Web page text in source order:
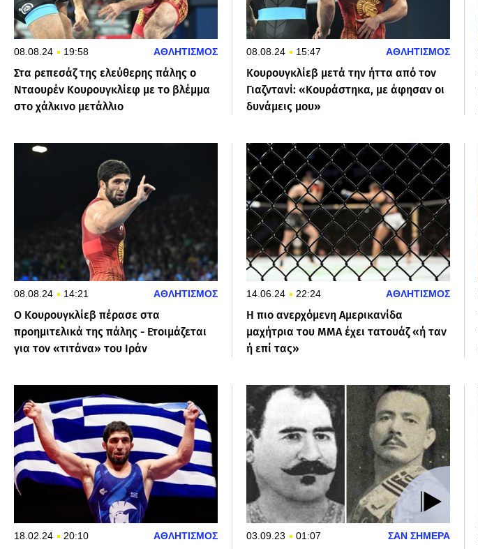
08.08.24 19:58 ΑΘΛΗΤΙΣΜΟΣ
Στα ρεπεσάζ της ελεύθερης πάλης ο
Νταουρέν Κουρουγκλίεφ με το βλέμμα
στο χάλκινο μετάλλιο
08.08.24 15:47 ΑΘΛΗΤΙΣΜΟΣ
Κουρουγκλίεβ μετά την ήττα από τον
Γιαζντανί: «Κουράστηκα, με άφησαν οι
δυνάμεις μου»
08.08.24 14:21 ΑΘΛΗΤΙΣΜΟΣ
Ο Κουρουγκλίεβ πέρασε στα
προημιτελικά της πάλης - Ετοιμάζεται
για τον «τιτάνα» του Ιράν
14.06.24 22:24 ΑΘΛΗΤΙΣΜΟΣ
Η πιο ανερχόμενη Αμερικανίδα
μαχήτρια του ΜΜΑ έχει τατουάζ «ή ταν
ή επί τας»
18.02.24 20:10 ΑΘΛΗΤΙΣΜΟΣ 03.09.23 01:07 ΣΑΝ ΣΗΜΕΡΑ